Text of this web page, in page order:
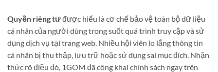
Quyền riêng tưđược hiểu là cơ chế bảo vệ toàn bộ dữ liệu
cá nhân của người dùng trong suốt quá trình truy cập và sử
dụng dịch vụ tại trang web. Nhiều hội viên lo lắng thông tin
cá nhân bị thu thập, lưu trữ hoặc sử dụng sai mục đích. Nhận
thức rõ điều đó, 1GOM đã công khai chính sách ngay trên